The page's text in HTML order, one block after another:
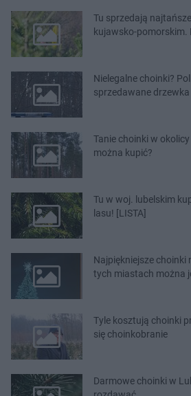
Tu sprzedają
kujawsko-
Nielegalne choinki?
sprzedawane
Tanie choinki w
można kupić?
Tu w woj. lubelskim
lasu! [LISTA]
Najpiękniejsze choinki
tych miastach można
Tyle kosztują choinki
się choinkobranie
Darmowe choinki w